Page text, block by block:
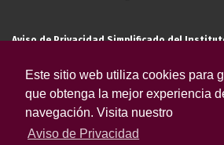
Este sitio web utiliza cookies para
que obtenga la mejor experiencia
navegación. Visita nuestro
Aviso de Privacidad
Aviso de Privacidad Simplificado del
El Instituto de Investigaciones Estéticas de la
tratamiento de sus datos personales para el
alumno, docente, personal de la entidad
invitado externo (nacional o extranjero),
anteriormente descritas u otras aquellas